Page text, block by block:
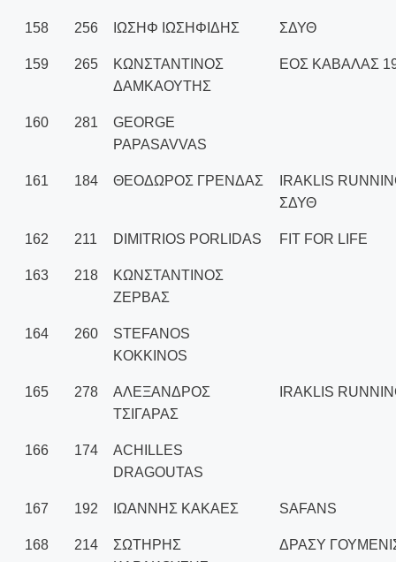
158 256 ΙΩΣΗΦ ΙΩΣΗΦΙΔΗΣ ΣΔΥΘ
159 265
ΚΩΝΣΤΑΝΤΙΝΟΣ
ΔΑΜΚΑΟΥΤΗΣ
ΕΟΣ ΚΑΒΑΛΑΣ
160 281
GEORGE
PAPASAVVAS
161 184 ΘΕΟΔΩΡΟΣ ΓΡΕΝΔΑΣ
IRAKLIS
ΣΔΥΘ
162 211 DIMITRIOS PORLIDAS FIT FOR LIFE
163 218
ΚΩΝΣΤΑΝΤΙΝΟΣ
ΖΕΡΒΑΣ
164 260
STEFANOS
KOKKINOS
165 278
ΑΛΕΞΑΝΔΡΟΣ
ΤΣΙΓΑΡΑΣ
IRAKLIS
166 174
ACHILLES
DRAGOUTAS
167 192 ΙΩΑΝΝΗΣ ΚΑΚΑΕΣ SAFANS
168 214
ΣΩΤΗΡΗΣ
ΔΡΑΣΥ